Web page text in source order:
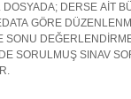
DOSYADA; DERSE AİT
GÖRE
SONU
SORULMUŞ SINAV